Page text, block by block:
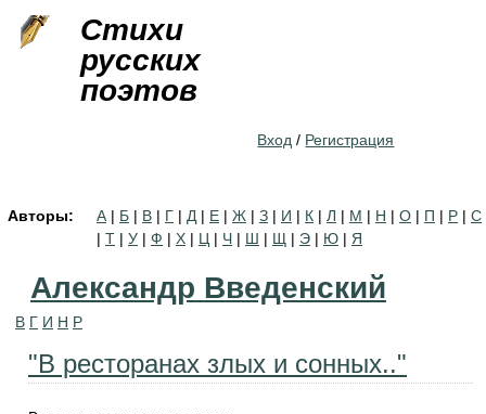
Стихи
русских
поэтов
Вход / Регистрация
Авторы: А | Б | В | Г | Д | Е | Ж | З | И | К | Л | М | Н | О | П | Р | С
| Т | У | Ф | Х | Ц | Ч | Ш | Щ | Э | Ю | Я
Александр Введенский
В Г И Н Р
"В ресторанах злых и сонных.."